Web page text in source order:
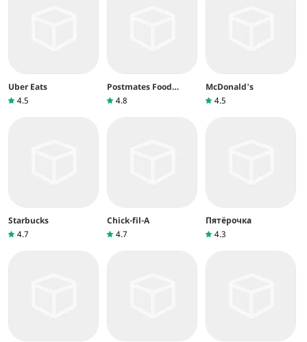
Uber Eats
4.5
Postmates Food
Delivery
4.8
McDonald's
4.5
Starbucks
4.7
Chick-fil-A
4.7
Пятёрочка
4.3